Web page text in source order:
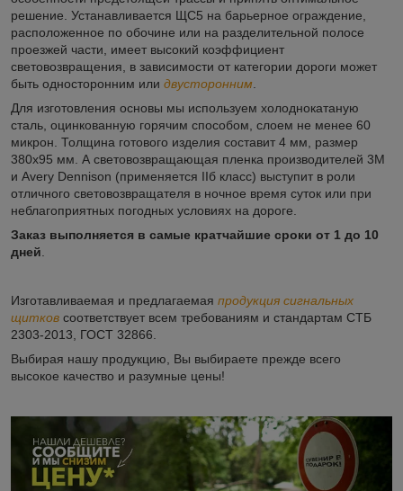
решение. Устанавливается ЩС5 на барьерное ограждение,
расположенное по обочине или на разделительной полосе
проезжей части, имеет высокий коэффициент
световозвращения, в зависимости от категории дороги может
быть односторонним или двусторонним
Для изготовления основы мы используем холоднокатаную
сталь, оцинкованную горячим способом, слоем не менее 60
микрон. Толщина готового изделия составит 4 мм, размер
380х95 мм. А световозвращающая пленка производителей 3M
и Avery Dennison (применяется IIб класс) выступит в роли
отличного световозвращателя в ночное время суток или при
неблагоприятных погодных условиях на дороге.
Заказ выполняется в самые кратчайшие сроки от 1 до 10
дней
Изготавливаемая и предлагаемая продукция сигнальных
щитков соответствует всем требованиям и стандартам СТБ
2303-2013, ГОСТ 32866.
Выбирая нашу продукцию, Вы выбираете прежде всего
высокое качество и разумные цены!